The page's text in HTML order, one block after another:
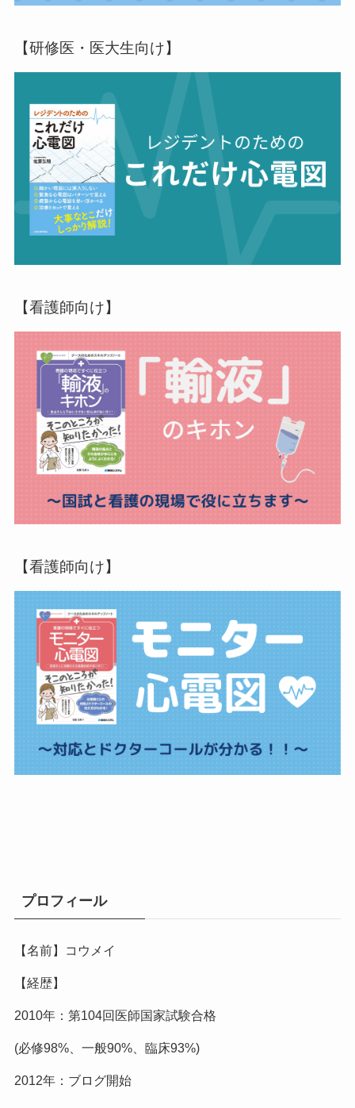
【研修医・医大生向け】
【看護師向け】
【看護師向け】
プロフィール
【名前】コウメイ
【経歴】
2010年：第104回医師国家試験合格
(必修98%、一般90%、臨床93%)
2012年：ブログ開始